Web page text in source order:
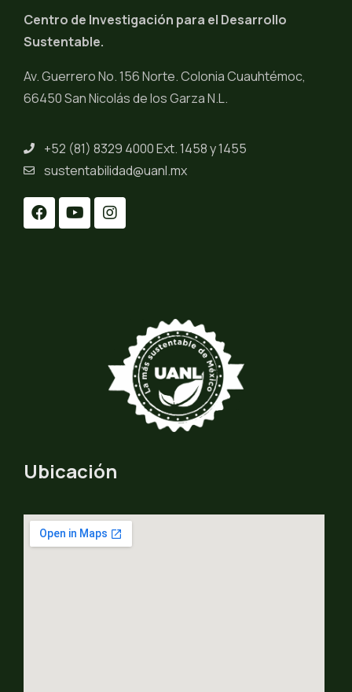
Centro de Investigación para el Desarrollo
Sustentable.
Av. Guerrero No. 156 Norte. Colonia Cuauhtémoc,
66450 San Nicolás de los Garza N.L.
+52 (81) 8329 4000 Ext. 1458 y 1455
sustentabilidad@uanl.mx
Ubicación